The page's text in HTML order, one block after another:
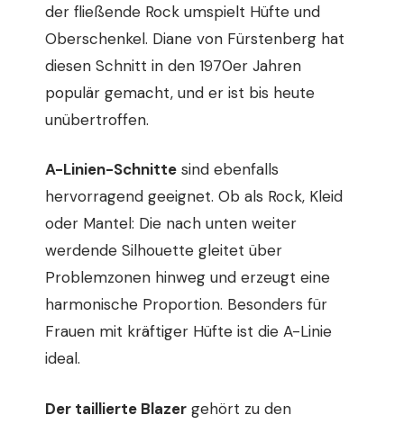
der fließende Rock umspielt Hüfte und
Oberschenkel. Diane von Fürstenberg hat
diesen Schnitt in den 1970er Jahren
populär gemacht, und er ist bis heute
unübertroffen.
A-Linien-Schnitte sind ebenfalls
hervorragend geeignet. Ob als Rock, Kleid
oder Mantel: Die nach unten weiter
werdende Silhouette gleitet über
Problemzonen hinweg und erzeugt eine
harmonische Proportion. Besonders für
Frauen mit kräftiger Hüfte ist die A-Linie
ideal.
Der taillierte Blazer gehört zu den